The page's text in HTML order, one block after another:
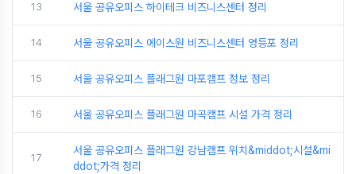
13 서울 공유오피스 하이테크 비즈니스센터 정리
14 서울 공유오피스 에이스원 비즈니스센터 영등포 정리
15 서울 공유오피스 플래그원 마포캠프 정보 정리
16 서울 공유오피스 플래그원 마곡캠프 시설 가격 정리
17
서울 공유오피스 플래그원 강남캠프 위치&middot;시설&mi
ddot;가격 정리